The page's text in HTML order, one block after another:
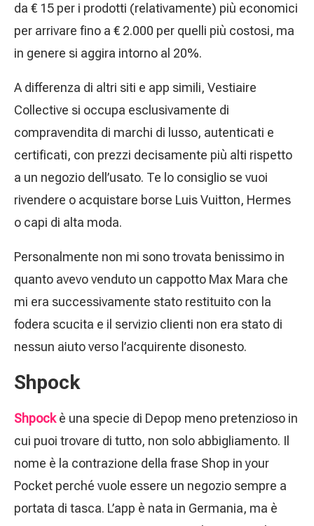
da € 15 per i prodotti (relativamente) più economici
per arrivare fino a € 2.000 per quelli più costosi, ma
in genere si aggira intorno al 20%.
A differenza di altri siti e app simili, Vestiaire
Collective si occupa esclusivamente di
compravendita di marchi di lusso, autenticati e
certificati, con prezzi decisamente più alti rispetto
a un negozio dell’usato. Te lo consiglio se vuoi
rivendere o acquistare borse Luis Vuitton, Hermes
o capi di alta moda.
Personalmente non mi sono trovata benissimo in
quanto avevo venduto un cappotto Max Mara che
mi era successivamente stato restituito con la
fodera scucita e il servizio clienti non era stato di
nessun aiuto verso l’acquirente disonesto.
Shpock
Shpockè una specie di Depop meno pretenzioso in
cui puoi trovare di tutto, non solo abbigliamento. Il
nome è la contrazione della frase Shop in your
Pocket perché vuole essere un negozio sempre a
portata di tasca. L’app è nata in Germania, ma è